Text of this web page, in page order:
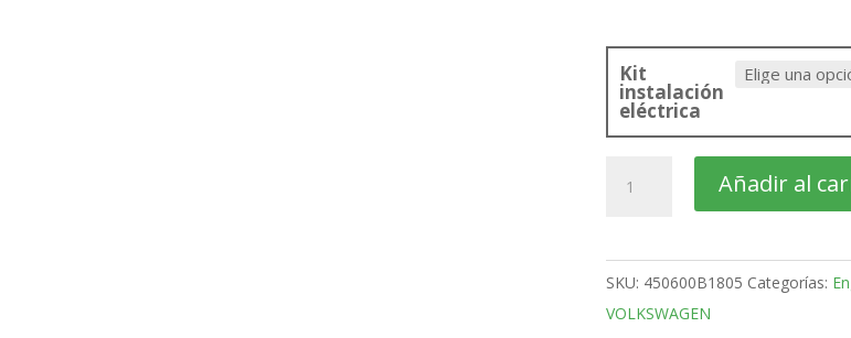
Kit
instalación
eléctrica
VOLKSWAGEN
Passat
Puertas
Bola
desmontable
Añadir al
SKU: 450600B1805 Categorías:
VOLKSWAGEN